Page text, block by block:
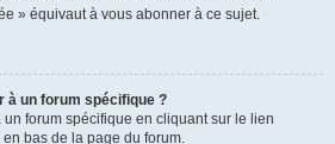
» équivaut à vous abonner à ce sujet.
à un forum spécifique ?
forum spécifique en cliquant sur le lien
bas de la page du forum.